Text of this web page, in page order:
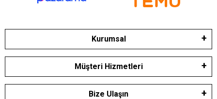
Kurumsal
Müşteri Hizmetleri
Bize Ulaşın